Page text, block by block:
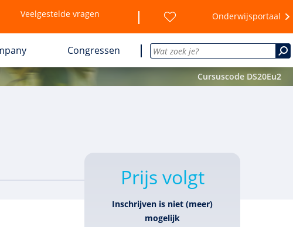
Veelgestelde vragen Onderwijsportaal
Congressen
Cursuscode DS20Eu2
Prijs volgt
Inschrijven is niet (meer)
mogelijk